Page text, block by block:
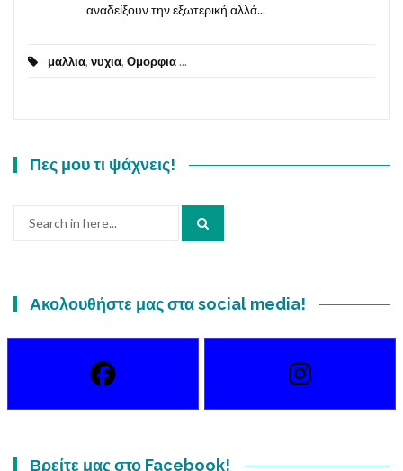
αναδείξουν την εξωτερική αλλά...
μαλλια, νυχια, Ομορφια...
Πες μου τι ψάχνεις!
Ακολουθήστε μας στα social media!
Βρείτε μας στο Facebook!